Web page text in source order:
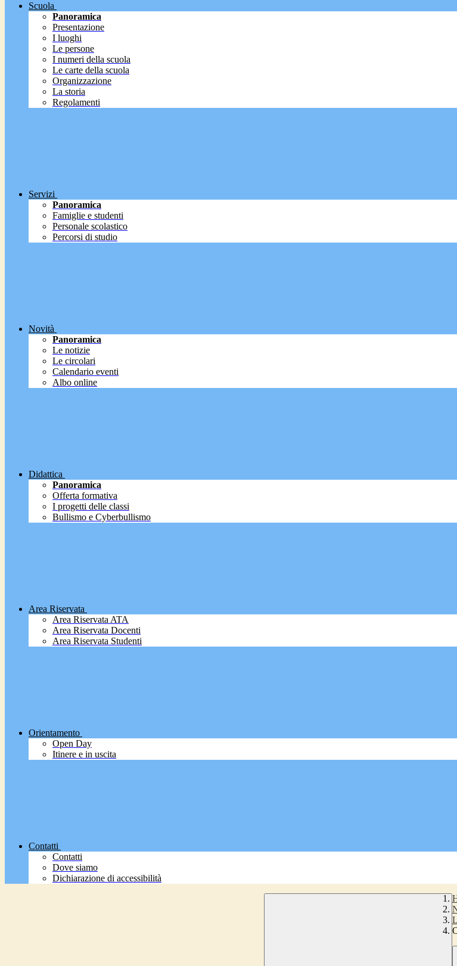
Scuola
Panoramica
Presentazione
I luoghi
Le persone
I numeri della scuola
Le carte della scuola
Organizzazione
La storia
Regolamenti
Servizi
Panoramica
Famiglie e studenti
Personale scolastico
Percorsi di studio
Novità
Panoramica
Le notizie
Le circolari
Calendario eventi
Albo online
Didattica
Panoramica
Offerta formativa
I progetti delle classi
Bullismo e Cyberbullismo
Area Riservata
Area Riservata ATA
Area Riservata Docenti
Area Riservata Studenti
Orientamento
Open Day
Itinere e in uscita
Contatti
Contatti
Dove siamo
Dichiarazione di accessibilità